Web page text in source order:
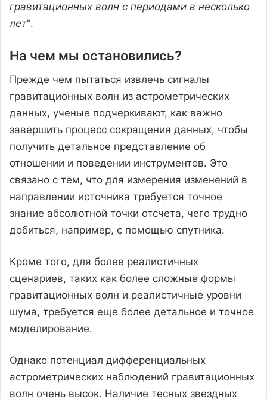
гравитационных волн с периодами в несколько
лет".
На чем мы остановились?
Прежде чем пытаться извлечь сигналы
гравитационных волн из астрометрических
данных, ученые подчеркивают, как важно
завершить процесс сокращения данных, чтобы
получить детальное представление об
отношении и поведении инструментов. Это
связано с тем, что для измерения изменений в
направлении источника требуется точное
знание абсолютной точки отсчета, чего трудно
добиться, например, с помощью спутника.
Кроме того, для более реалистичных
сценариев, таких как более сложные формы
гравитационных волн и реалистичные уровни
шума, требуется еще более детальное и точное
моделирование.
Однако потенциал дифференциальных
астрометрических наблюдений гравитационных
волн очень высок. Наличие тесных звездных